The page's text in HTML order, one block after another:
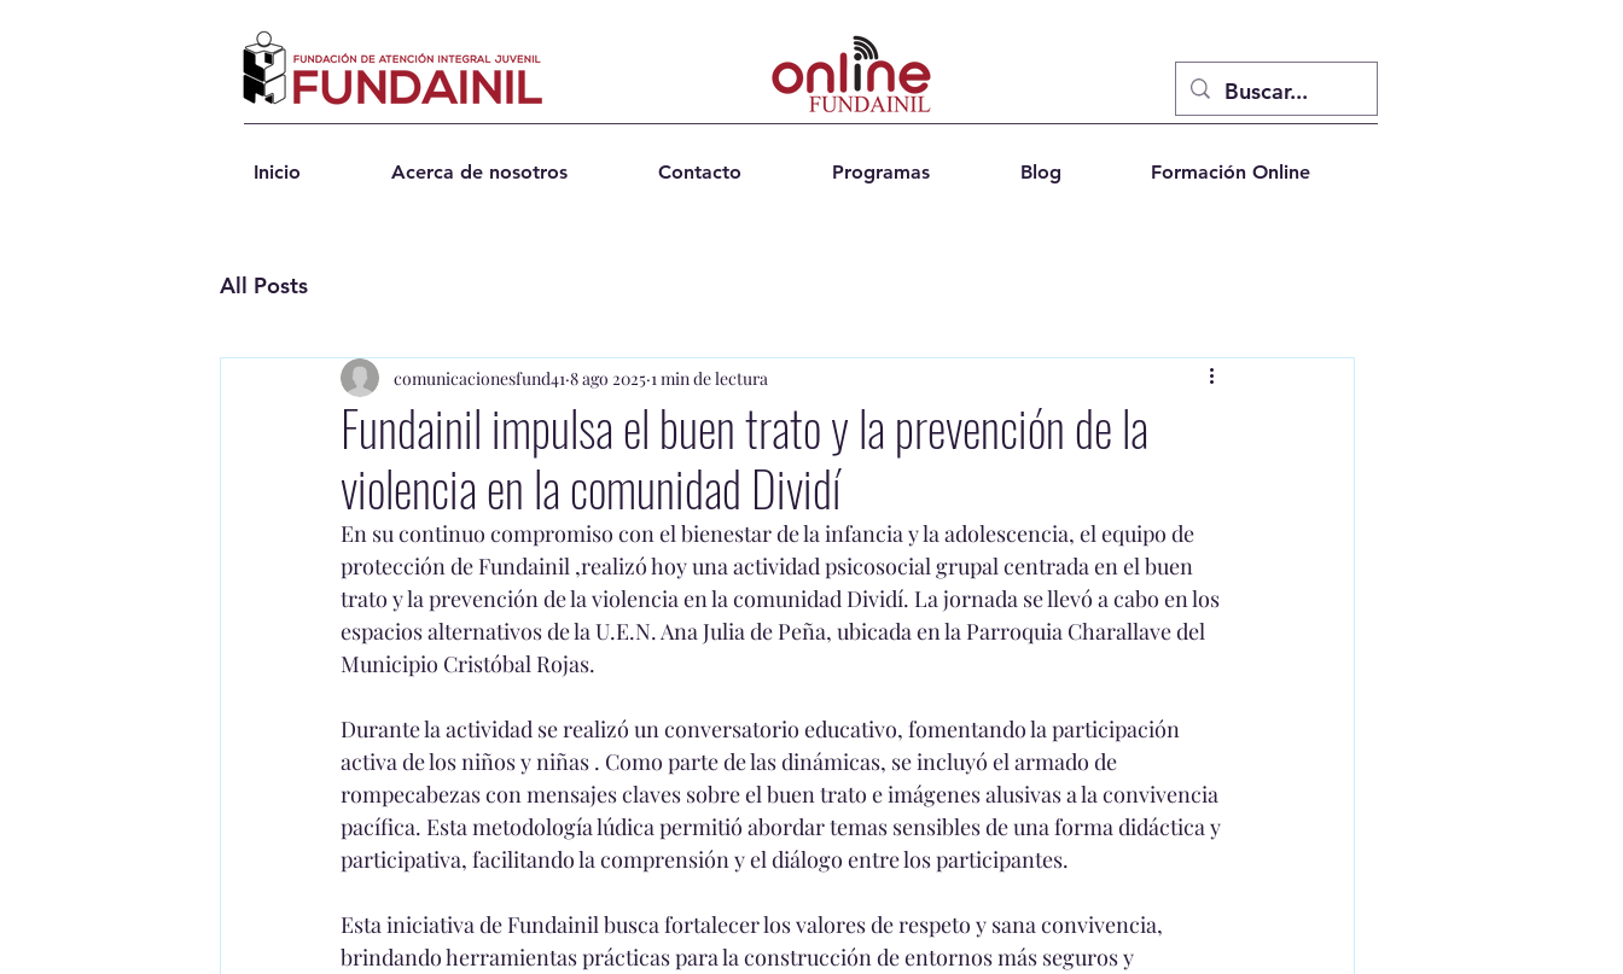
Inicio Acerca de nosotros Contacto Programas Blog Formación Online
All Posts
Fundainil impulsa el buen trato y la prevención de la
violencia en la comunidad Dividí
comunicacionesfund41 8 ago 2025 1 min de lectura
En su continuo compromiso con el bienestar de la infancia y la adolescencia, el equipo de
protección de Fundainil ,realizó hoy una actividad psicosocial grupal centrada en el buen
trato y la prevención de la violencia en la comunidad Dividí. La jornada se llevó a cabo en los
espacios alternativos de la U.E.N. Ana Julia de Peña, ubicada en la Parroquia Charallave del
Municipio Cristóbal Rojas.
Durante la actividad se realizó un conversatorio educativo, fomentando la participación
activa de los niños y niñas . Como parte de las dinámicas, se incluyó el armado de
rompecabezas con mensajes claves sobre el buen trato e imágenes alusivas a la convivencia
pacífica. Esta metodología lúdica permitió abordar temas sensibles de una forma didáctica y
participativa, facilitando la comprensión y el diálogo entre los participantes.
Esta iniciativa de Fundainil busca fortalecer los valores de respeto y sana convivencia,
brindando herramientas prácticas para la construcción de entornos más seguros y